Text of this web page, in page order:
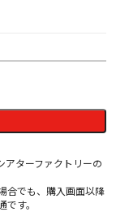
アターファクトリーの
合でも、購入画面以降
す。